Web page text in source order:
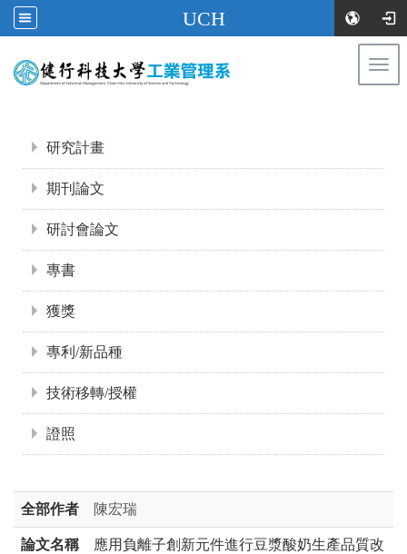
UCH
研究計畫
期刊論文
研討會論文
專書
獲獎
專利/新品種
技術移轉/授權
證照
全部作者 陳宏瑞
論文名稱
應用負離子創新元件進行豆漿酸奶生產品質改